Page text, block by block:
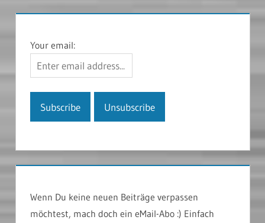
Your email:
Wenn Du keine neuen Beiträge verpassen
möchtest, mach doch ein eMail-Abo :) Einfach